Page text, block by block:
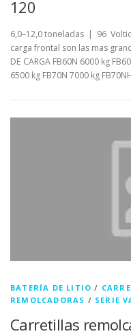
120
6,0–12,0 toneladas | 96
carga frontal son las mas
DE CARGA FB60N 6000 kg
6500 kg FB70N 7000 kg
BATERÍA DE LITIO /
REMOLCADORAS / SERIE
Carretillas